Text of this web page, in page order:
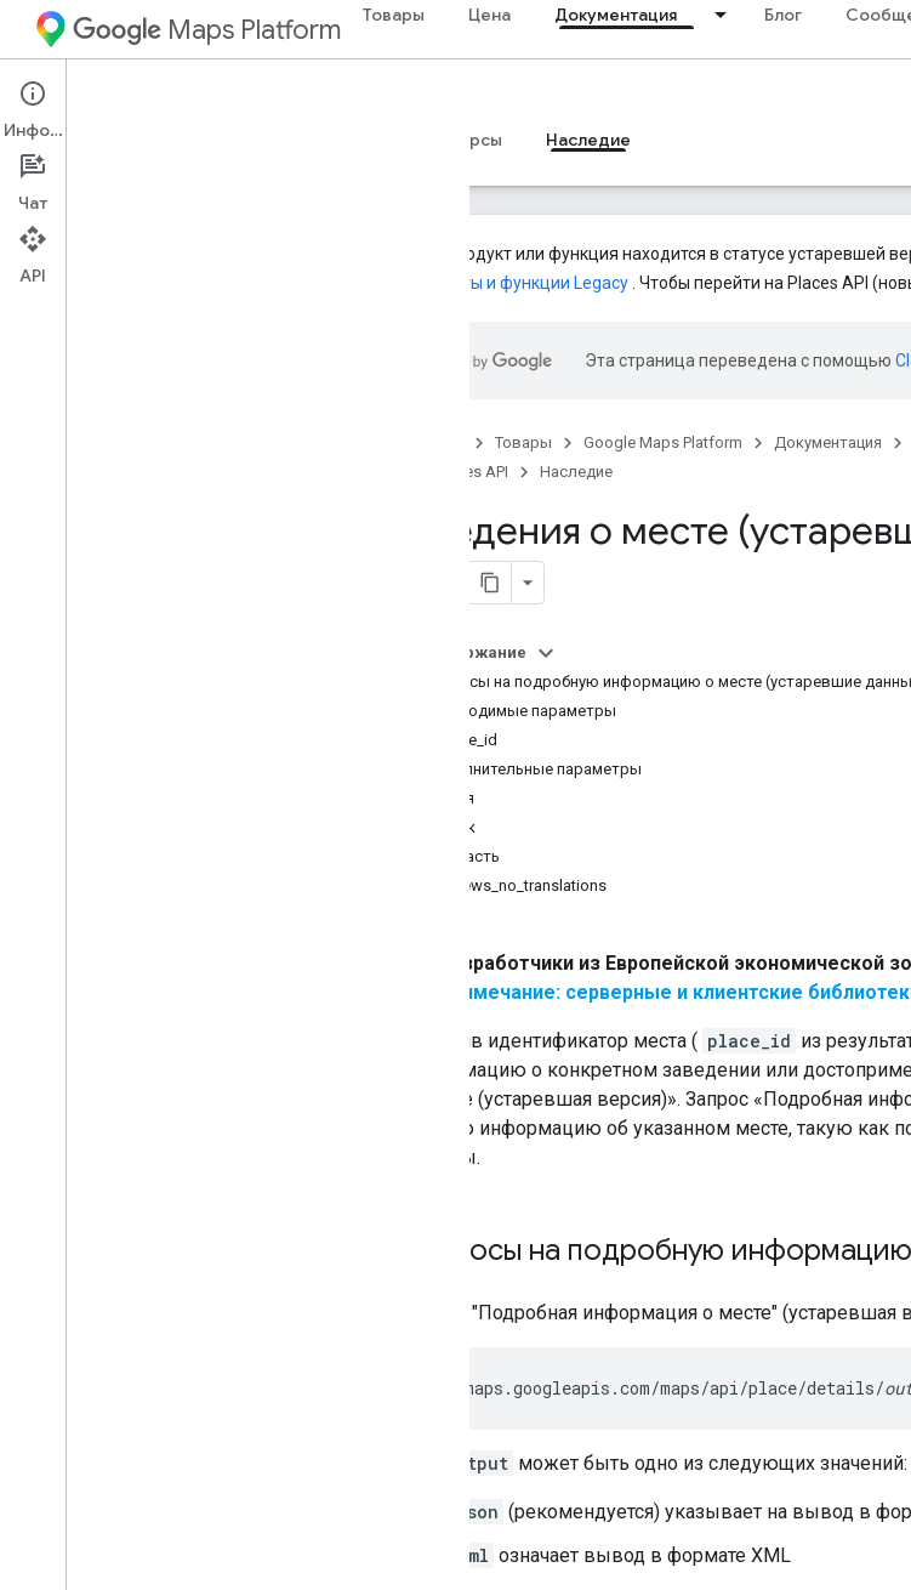
Maps Platform Товары Цена Документация Блог
Web Services
Руководства
Ресурсы Наследие
Этот продукт или функция находится в статусе устаревшей
Продукты и функции Legacy . Чтобы перейти на Places API
Эта страница переведена с помощью
Товары Google Maps Platform Документация
Places API
Наследие
Сведения о месте
Содержание
Запросы на подробную информацию о месте (устаревшие
Необходимые параметры
place_id
Дополнительные параметры
поля
язык
область
reviews_no_translations
Разработчики из Европейской экономической
Примечание: серверные и клиентские
Получив идентификатор места ( place_id из
информацию о конкретном заведении или
о месте (устаревшая версия)». Запрос «Подробная
полную информацию об указанном месте, такую ​​как
отзывы.
Запросы на подробную
Запрос "Подробная информация о месте"
https://maps.googleapis.com/maps/api/place/details/
output может быть одно из следующих значений:
json (рекомендуется) указывает на вывод в
xml означает вывод в формате XML
Информация
Чат
API